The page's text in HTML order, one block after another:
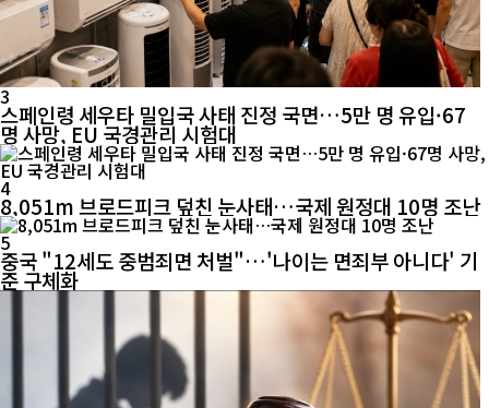
3
스페인령 세우타 밀입국 사태 진정 국면…5만 명 유입·67
명 사망, EU 국경관리 시험대
4
8,051m 브로드피크 덮친 눈사태…국제 원정대 10명 조난
5
중국 "12세도 중범죄면 처벌"…'나이는 면죄부 아니다' 기
준 구체화